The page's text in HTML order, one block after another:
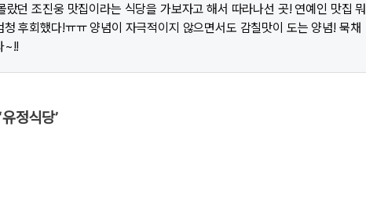
던 조진웅 맛집이라는 식당을 가보자고 해서 따라나선 곳! 연예인 맛집 뭐
후회했다!ㅠㅠ 양념이 자극적이지 않으면서도 감칠맛이 도는 양념! 묵채
~!!
정식당’